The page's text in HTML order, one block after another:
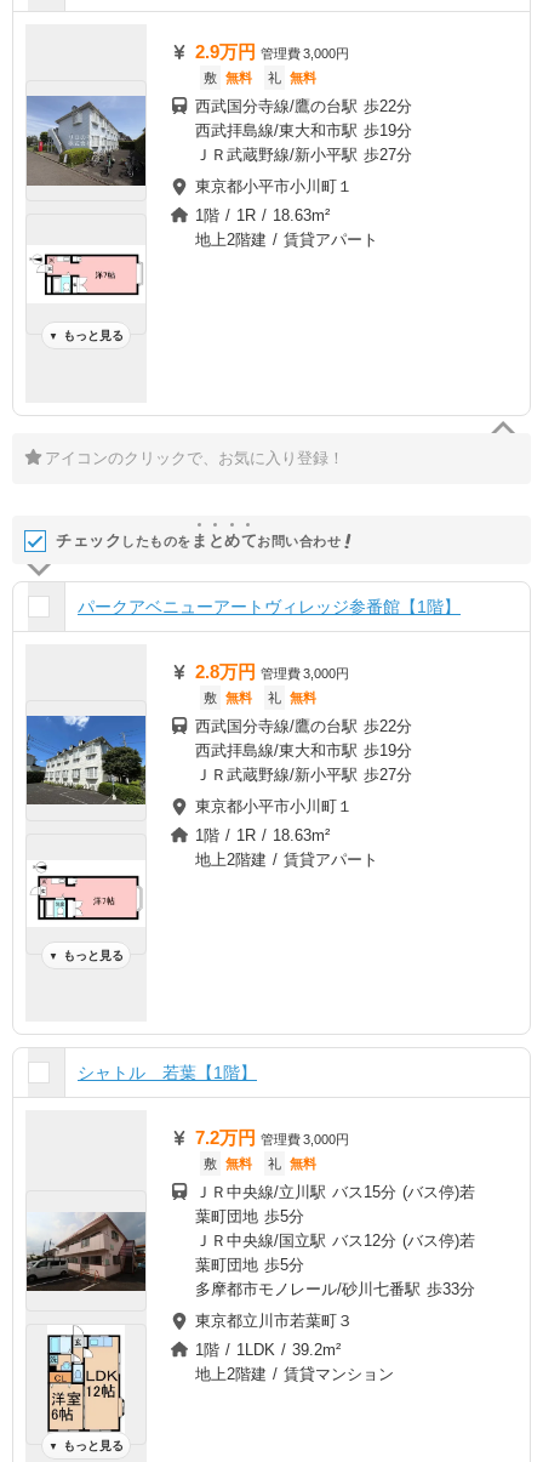
▼ もっと見る
2.9万円 管理費3,000円
敷 無料 礼 無料
西武国分寺線/鷹の台駅 歩22分
西武拝島線/東大和市駅 歩19分
ＪＲ武蔵野線/新小平駅 歩27分
東京都小平市小川町１
1階 / 1R / 18.63m²
地上2階建 / 賃貸アパート
アイコンのクリックで、お気に入り登録！
チェック したものを ま とめてお問い合わせ
パークアベニューアートヴィレッジ参番館【1階】
▼ もっと見る
2.8万円 管理費3,000円
敷 無料 礼 無料
西武国分寺線/鷹の台駅 歩22分
西武拝島線/東大和市駅 歩19分
ＪＲ武蔵野線/新小平駅 歩27分
東京都小平市小川町１
1階 / 1R / 18.63m²
地上2階建 / 賃貸アパート
シャトル 若葉【1階】
▼ もっと見る
7.2万円 管理費3,000円
敷 無料 礼 無料
ＪＲ中央線/立川駅 バス15分 (バス停)若
葉町団地 歩5分
ＪＲ中央線/国立駅 バス12分 (バス停)若
葉町団地 歩5分
多摩都市モノレール/砂川七番駅 歩33分
東京都立川市若葉町３
1階 / 1LDK / 39.2m²
地上2階建 / 賃貸マンション